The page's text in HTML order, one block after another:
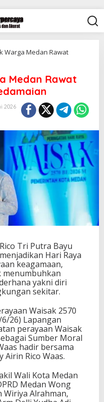
Warga Medan Rawat
Medan Rawat
2026
Tri Putra Bayu
Hari Raya
keagamaan,
yakni diri
sekitar.
Waisak 2570
26) Lapangan
perayaan Waisak
Sumber Moral
hadir bersama
Airin Rico Waas.
Wali Kota Medan
Medan Wong
Wiriya Alrahman,